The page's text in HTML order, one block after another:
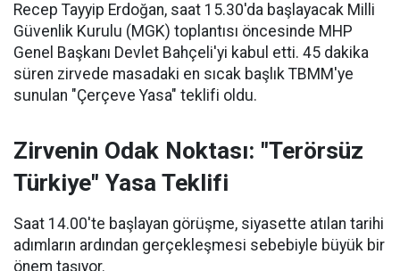
Recep Tayyip Erdoğan, saat 15.30'da başlayacak Milli
Güvenlik Kurulu (MGK) toplantısı öncesinde MHP
Genel Başkanı Devlet Bahçeli'yi kabul etti. 45 dakika
süren zirvede masadaki en sıcak başlık TBMM'ye
sunulan "Çerçeve Yasa" teklifi oldu.
Zirvenin Odak Noktası: "Terörsüz
Türkiye" Yasa Teklifi
Saat 14.00'te başlayan görüşme, siyasette atılan tarihi
adımların ardından gerçekleşmesi sebebiyle büyük bir
önem taşıyor.